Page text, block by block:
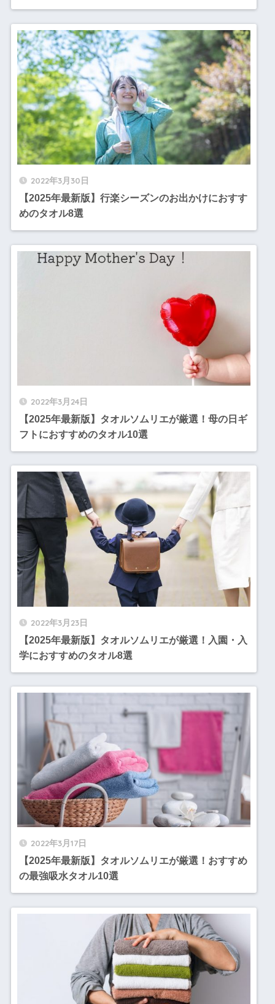
2022年3月30日
【2025年最新版】行楽シーズンのお出かけにおすす
めのタオル8選
2022年3月24日
【2025年最新版】タオルソムリエが厳選！母の日ギ
フトにおすすめのタオル10選
2022年3月23日
【2025年最新版】タオルソムリエが厳選！入園・入
学におすすめのタオル8選
2022年3月17日
【2025年最新版】タオルソムリエが厳選！おすすめ
の最強吸水タオル10選